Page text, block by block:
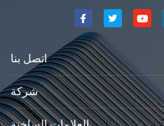
متى تلقت أول منتجاتنا موافقة من
تأسيس تقع من
اتصل بنا
شركة